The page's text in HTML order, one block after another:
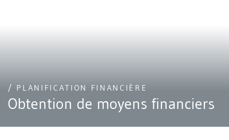
/ PLANIFICATION FINANCIÈRE
Obtention de moyens financiers